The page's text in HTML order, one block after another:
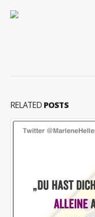
RELATED POSTS